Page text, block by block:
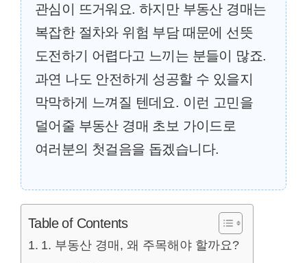
관심이 뜨거워요. 하지만 부동산 경매는
복잡한 절차와 위험 부담 때문에 선뜻
도전하기 어렵다고 느끼는 분들이 많죠.
과연 나도 안전하게 성공할 수 있을지
막막하게 느껴질 텐데요. 이런 고민을
덜어줄 부동산 경매 초보 가이드로
여러분의 첫걸음을 돕겠습니다.
Table of Contents
1. 부동산 경매, 왜 주목해야 할까요?